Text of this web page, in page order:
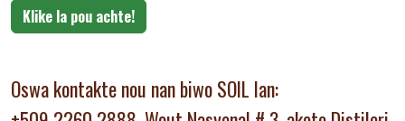
Klike la pou achte!
Oswa kontakte nou nan biwo SOIL lan: